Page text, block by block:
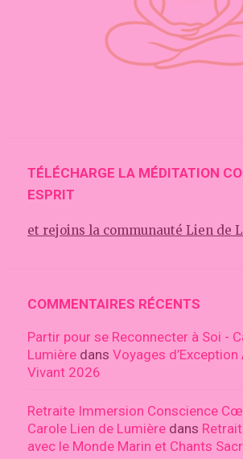
TÉLÉCHARGE LA MÉDITATION
ESPRIT
et rejoins la communauté Lien de
COMMENTAIRES RÉCENTS
Partir pour se Reconnecter à Soi -
Lumière dans Voyages
Vivant 2026
Retraite Immersion Conscience
Carole Lien de Lumière dans
avec le Monde Marin et Chants